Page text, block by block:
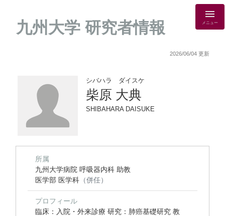
九州大学 研究者情報 メニュー
2026/06/04 更新
シバハラ ダイスケ
柴原 大典
SHIBAHARA DAISUKE
所属
九州大学病院 呼吸器内科 助教
医学部 医学科 （併任）
プロフィール
臨床：入院・外来診療 研究：肺癌基礎研究 教